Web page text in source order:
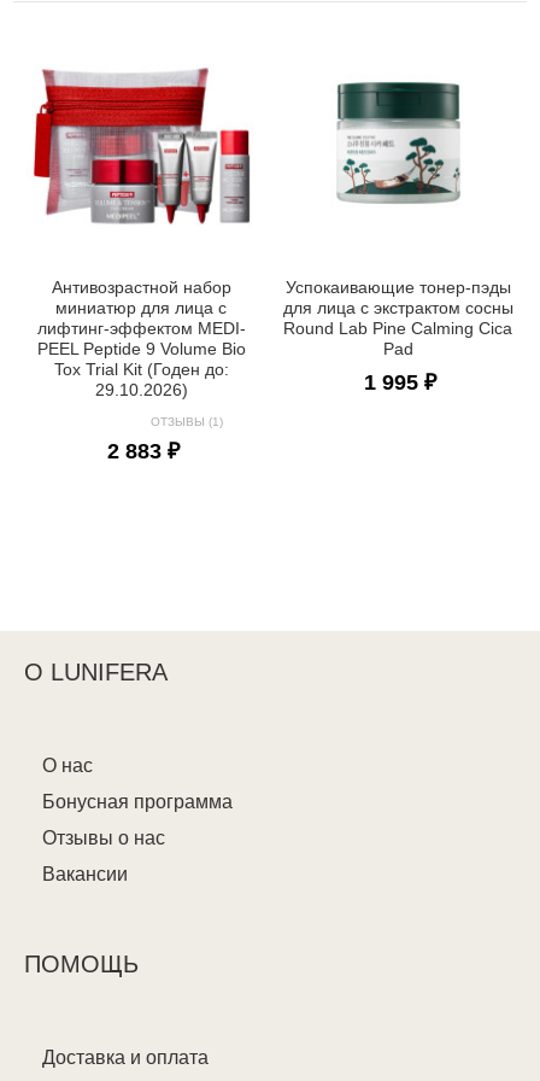
Антивозрастной набор
миниатюр для лица с
лифтинг-эффектом MEDI-
PEEL Peptide 9 Volume Bio
Tox Trial Kit (Годен до:
29.10.2026)
ОТЗЫВЫ (1)
2 883 ₽
Успокаивающие тонер-пэды
для лица с экстрактом сосны
Round Lab Pine Calming Cica
Pad
1 995 ₽
О LUNIFERA
О нас
Бонусная программа
Отзывы о нас
Вакансии
ПОМОЩЬ
Доставка и оплата